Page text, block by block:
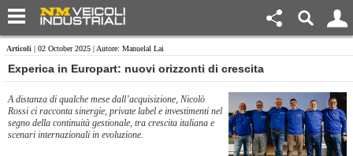
Articoli | 02 October 2025 | Autore: Manuelal Lai
Experica in Europart: nuovi orizzonti di crescita
A distanza di qualche mese dall’acquisizione, Nicolò
Rossi ci racconta sinergie, private label e investimenti nel
segno della continuità gestionale, tra crescita italiana e
scenari internazionali in evoluzione.